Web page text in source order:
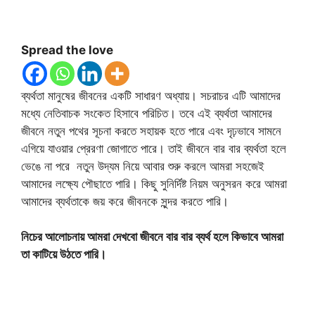
Spread the love
ব্যর্থতা মানুষের জীবনের একটি সাধারণ অধ্যায়। সচরাচর এটি আমাদের
মধ্যে নেতিবাচক সংকেত হিসাবে পরিচিত। তবে এই ব্যর্থতা আমাদের
জীবনে নতুন পথের সূচনা করতে সহায়ক হতে পারে এবং দৃঢ়ভাবে সামনে
এগিয়ে যাওয়ার প্রেরণা জোগাতে পারে। তাই জীবনে বার বার ব্যর্থতা হলে
ভেঙে না পরে নতুন উদ্যম নিয়ে আবার শুরু করলে আমরা সহজেই
আমাদের লক্ষ্যে পৌছাতে পারি। কিছু সুনির্দিষ্ট নিয়ম অনুসরন করে আমরা
আমাদের ব্যর্থতাকে জয় করে জীবনকে সুন্দর করতে পারি।
নিচের আলোচনায় আমরা দেখবো জীবনে বার বার ব্যর্থ হলে কিভাবে আমরা
তা কাটিয়ে উঠতে পারি।